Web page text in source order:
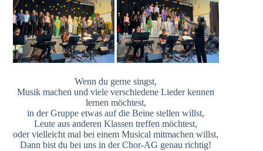
Wenn du gerne singst,
Musik machen und viele verschiedene Lieder kennen
lernen möchtest,
in der Gruppe etwas auf die Beine stellen willst,
Leute aus anderen Klassen treffen möchtest,
oder vielleicht mal bei einem Musical mitmachen willst,
Dann bist du bei uns in der Chor-AG genau richtig!